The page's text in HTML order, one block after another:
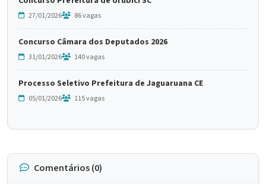
27/01/2026 86 vagas
Concurso Câmara dos Deputados 2026
31/01/2026 140 vagas
Processo Seletivo Prefeitura de Jaguaruana CE
05/01/2026 115 vagas
Comentários (0)